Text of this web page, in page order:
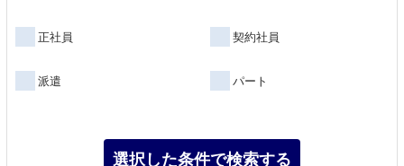
正社員 契約社員
派遣 パート